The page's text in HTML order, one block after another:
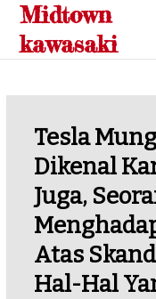
Skip
content
Midtown
kawasaki
Tesla
Dikenal
Juga,
Atas
Hal-Hal